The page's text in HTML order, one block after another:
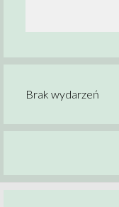
Brak wydarzeń